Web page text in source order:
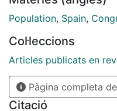
presidenta del comité
torno al tema
sesiones que centraron
urbanas desde
dinámicas espaciales
demográficos urbanos
en las áreas urbanas.
Population, Spain,
Col·leccions
Articles publicats en
Pàgina completa
Citació